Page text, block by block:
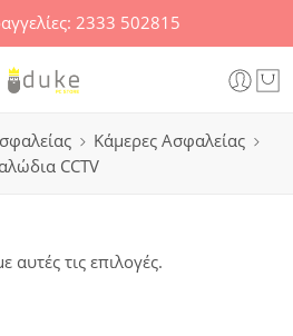
2333 502815
Κάμερες Ασφαλείας
CCTV
αυτές τις επιλογές.